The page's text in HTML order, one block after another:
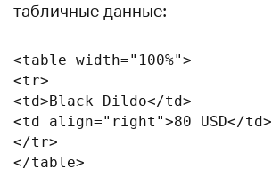
табличные данные:
<table width="100%">
<tr>
<td>Black Dildo</td>
<td align="right">80 USD</td>
</tr>
</table>